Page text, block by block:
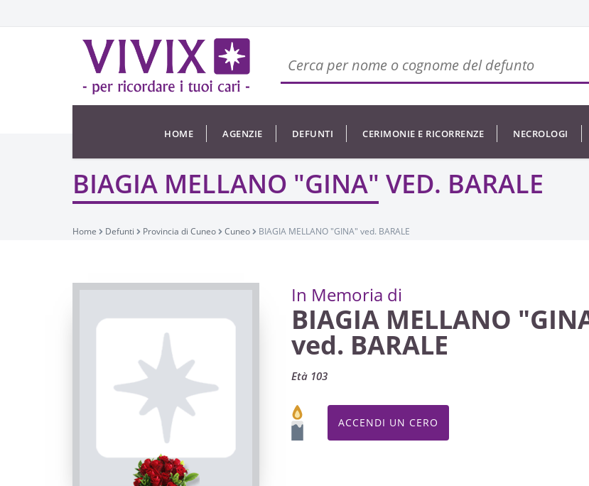
HOME AGENZIE DEFUNTI CERIMONIE E RICORRENZE NECROLOGI
BIAGIA MELLANO "GINA" VED. BARALE
Home Defunti Provincia di Cuneo Cuneo BIAGIA MELLANO "GINA" ved. BARALE
In Memoria di
BIAGIA MELLANO
ved. BARALE
Età 103
ACCENDI UN CERO